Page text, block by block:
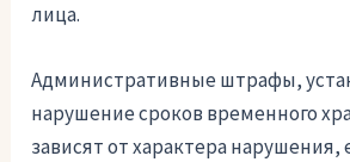
лица.
Административные штрафы,
нарушение сроков временного
зависят от характера нарушения,